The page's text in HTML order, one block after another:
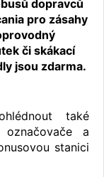
dopravců
pro zásahy
či skákací
jsou zdarma.
také
označovače a
stanici